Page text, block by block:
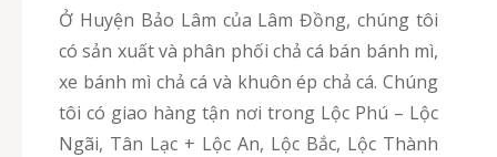
Ở Huyện Bảo Lâm của Lâm Đồng, chúng tôi
có sản xuất và phân phối chả cá bán bánh mì,
xe bánh mì chả cá và khuôn ép chả cá. Chúng
tôi có giao hàng tận nơi trong Lộc Phú – Lộc
Ngãi, Tân Lạc + Lộc An, Lộc Bắc, Lộc Thành